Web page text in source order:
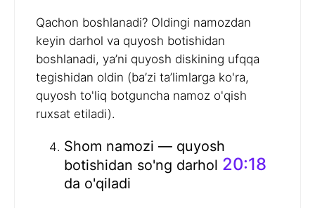
Qachon boshlanadi? Oldingi namozdan
keyin darhol va quyosh botishidan
boshlanadi, ya’ni quyosh diskining ufqqa
tegishidan oldin (ba’zi ta’limlarga ko'ra,
quyosh to'liq botguncha namoz o'qish
ruxsat etiladi).
Shom namozi — quyosh
botishidan so'ng darhol 20:18
da o'qiladi